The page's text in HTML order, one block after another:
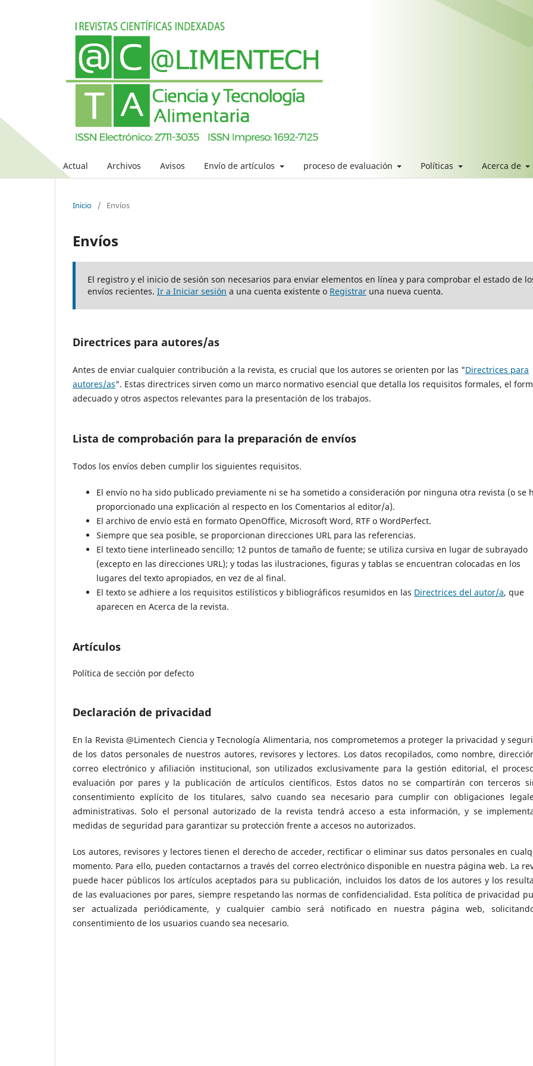
Actual Archivos Avisos Envío de artículos proceso de evaluación Políticas Acerca de
Inicio / Envíos
Envíos
El registro y el inicio de sesión son necesarios para enviar elementos en línea y para comprobar el estado de
envíos recientes. Ir a Iniciar sesión a una cuenta existente o Registrar una nueva cuenta.
Directrices para autores/as
Antes de enviar cualquier contribución a la revista, es crucial que los autores se orienten por las "Directrices para
autores/as". Estas directrices sirven como un marco normativo esencial que detalla los requisitos formales, el
adecuado y otros aspectos relevantes para la presentación de los trabajos.
Lista de comprobación para la preparación de envíos
Todos los envíos deben cumplir los siguientes requisitos.
El envío no ha sido publicado previamente ni se ha sometido a consideración por ninguna otra revista (o se
proporcionado una explicación al respecto en los Comentarios al editor/a).
El archivo de envío está en formato OpenOffice, Microsoft Word, RTF o WordPerfect.
Siempre que sea posible, se proporcionan direcciones URL para las referencias.
El texto tiene interlineado sencillo; 12 puntos de tamaño de fuente; se utiliza cursiva en lugar de subrayado
(excepto en las direcciones URL); y todas las ilustraciones, figuras y tablas se encuentran colocadas en los
lugares del texto apropiados, en vez de al final.
El texto se adhiere a los requisitos estilísticos y bibliográficos resumidos en las Directrices del autor/a, que
aparecen en Acerca de la revista.
Artículos
Política de sección por defecto
Declaración de privacidad
En la Revista @Limentech Ciencia y Tecnología Alimentaria, nos comprometemos a proteger la privacidad y
de los datos personales de nuestros autores, revisores y lectores. Los datos recopilados, como nombre,
correo electrónico y afiliación institucional, son utilizados exclusivamente para la gestión editorial, el
evaluación por pares y la publicación de artículos científicos. Estos datos no se compartirán con terceros
consentimiento explícito de los titulares, salvo cuando sea necesario para cumplir con obligaciones
administrativas. Solo el personal autorizado de la revista tendrá acceso a esta información, y se
medidas de seguridad para garantizar su protección frente a accesos no autorizados.
Los autores, revisores y lectores tienen el derecho de acceder, rectificar o eliminar sus datos personales en
momento. Para ello, pueden contactarnos a través del correo electrónico disponible en nuestra página web. La
puede hacer públicos los artículos aceptados para su publicación, incluidos los datos de los autores y los
de las evaluaciones por pares, siempre respetando las normas de confidencialidad. Esta política de privacidad
ser actualizada periódicamente, y cualquier cambio será notificado en nuestra página web,
consentimiento de los usuarios cuando sea necesario.